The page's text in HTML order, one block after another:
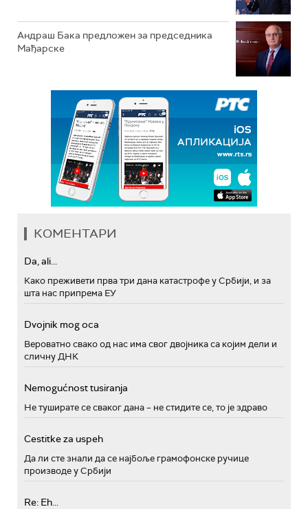
Андраш Бакa предложен за председника
Мађарске
КОМЕНТАРИ
Da, ali...
Како преживети прва три дана катастрофе у Србији, и за
шта нас припрема ЕУ
Dvojnik mog oca
Вероватно свако од нас има свог двојника са којим дели и
сличну ДНК
Nemogućnost tusiranja
Не туширате се сваког дана – не стидите се, то је здраво
Cestitke za uspeh
Да ли сте знали да се најбоље грамофонске ручице
производе у Србији
Re: Eh...